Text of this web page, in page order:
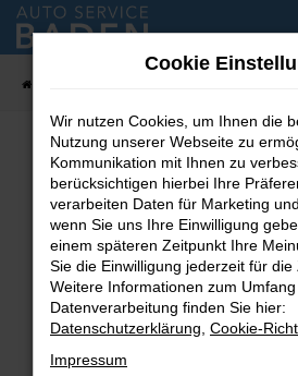
Zum
Hauptinhalt
Fehler: Network
Beim Laden ist ein Fehler
Hier sind ein paar Tipps, die dir
Überprüfe deine Firewall
Internetverbindung.
Laden andere Webseiten,
Suchmaschine?
Cookie
Wir nutzen Cookies, um Ihnen die
Nutzung unserer Webseite zu
Kommunikation mit Ihnen zu
berücksichtigen hierbei Ihre
verarbeiten Daten für Marketing
wenn Sie uns Ihre Einwilligung
einem späteren Zeitpunkt Ihre
Sie die Einwilligung jederzeit für die
Weitere Informationen zum
Datenverarbeitung finden Sie hier:
Datenschutzerklärung Cookie-
Impressum